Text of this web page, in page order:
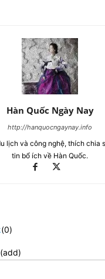
Hàn Quốc Ngày Nay
http://hanquocngaynay.info
lịch và công nghệ, thích chia
tin bổ ích về Hàn Quốc.
(0)
(add)